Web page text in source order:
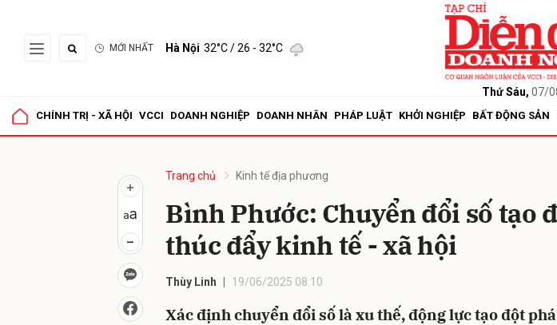
MỚI NHẤT Hà Nội 32°C/ 26 - 32°C
Thứ Sáu, 07/
CHÍNH TRỊ - XÃ HỘI VCCI DOANH NGHIỆP DOANH NHÂN PHÁP LUẬT KHỞI NGHIỆP BẤT ĐỘNG SẢN
Trang chủ Kinh tế địa phương
Bình Phước: Chuyển đổi số tạo
thúc đẩy kinh tế - xã hội
Thùy Linh 19/06/2025 08:10
Xác định chuyển đổi số là xu thế, động lực tạo đột